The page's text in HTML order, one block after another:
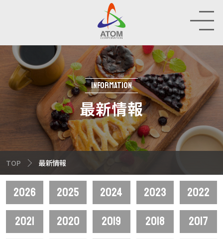
IR
INFORMATION
最新情報
TOP 最新情報
2026 2025 2024 2023
2022
2021
2020 2019 2018
2017